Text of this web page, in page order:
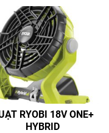
RYOBI 18V ONE+
HYBRID